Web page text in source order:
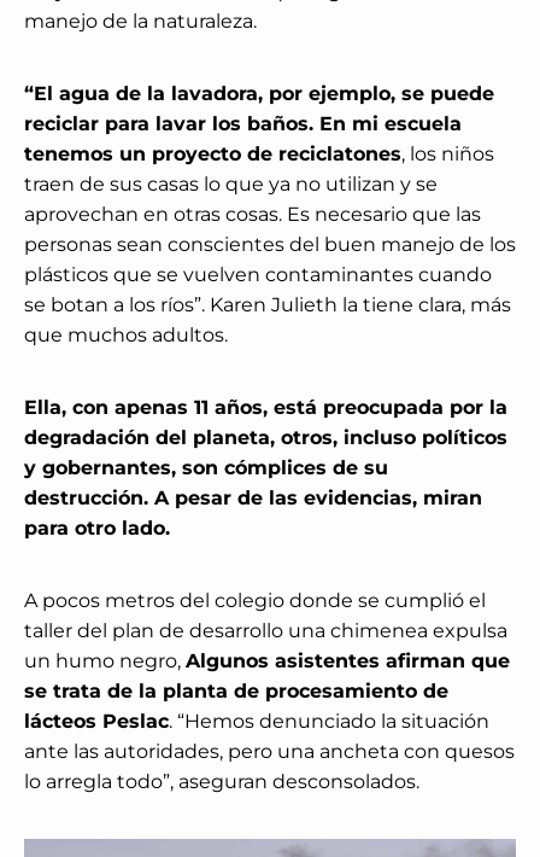
manejo de la naturaleza.
“El agua de la lavadora, por ejemplo, se puede
reciclar para lavar los baños. En mi escuela
tenemos un proyecto de reciclatones, los niños
traen de sus casas lo que ya no utilizan y se
aprovechan en otras cosas. Es necesario que las
personas sean conscientes del buen manejo de los
plásticos que se vuelven contaminantes cuando
se botan a los ríos”. Karen Julieth la tiene clara, más
que muchos adultos.
Ella, con apenas 11 años, está preocupada por la
degradación del planeta, otros, incluso políticos
y gobernantes, son cómplices de su
destrucción. A pesar de las evidencias, miran
para otro lado.
A pocos metros del colegio donde se cumplió el
taller del plan de desarrollo una chimenea expulsa
un humo negro, Algunos asistentes afirman que
se trata de la planta de procesamiento de
lácteos Peslac. “Hemos denunciado la situación
ante las autoridades, pero una ancheta con quesos
lo arregla todo”, aseguran desconsolados.